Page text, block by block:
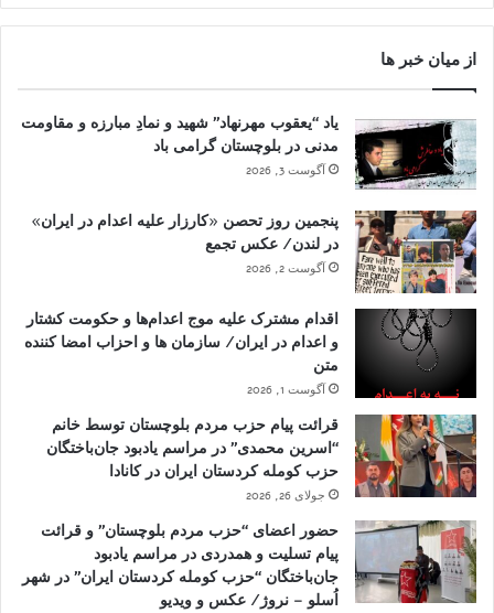
از میان خبر ها
یاد “یعقوب مهرنهاد” شهید و نمادِ مبارزه و مقاومت
مدنی در بلوچستان گرامی باد
آگوست 3, 2026
پنجمین روز تحصن «کارزار علیه اعدام در ایران»
در لندن/ عکس تجمع
آگوست 2, 2026
اقدام مشترک علیه موج اعدام‌ها و حکومت کشتار
و اعدام در ایران/ سازمان ها و احزاب امضا کننده
متن
آگوست 1, 2026
قرائت پیام حزب مردم بلوچستان توسط خانم
“اسرین محمدی” در مراسم یادبود جان‌باختگان
حزب کومله کردستان ایران در کانادا
جولای 26, 2026
حضور اعضای “حزب مردم بلوچستان” و قرائت
پیام تسلیت و همدردی در مراسم یادبود
جان‌باختگان “حزب کومله کردستان ایران” در شهر
اُسلو – نروژ/ عکس و ویدیو